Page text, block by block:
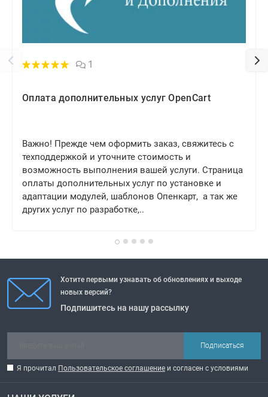
1
Оплата дополнительных услуг OpenCart
Важно! Прежде чем оформить заказ, свяжитесь с
техподдержкой и уточните стоимость и
возможность выполнения вашей услуги. Страница
оплаты дополнительных услуг по установке и
адаптации модулей, шаблонов Опенкарт, а так же
других услуг по разработке,..
Хотите первыми узнавать об обновлениях и выходе
новых версий?
Подпишитесь на нашу рассылку
Подписаться
Я прочитал Пользовательское соглашение и согласен с условиями